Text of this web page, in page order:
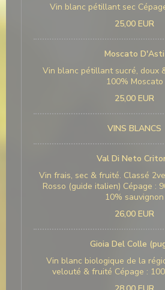
Vin blanc pétillant sec
25,00 EUR
Moscato D'Asti
Vin blanc pétillant sucré, doux
100% Moscato
25,00 EUR
VINS BLANCS
Val Di Neto
Vin frais, sec & fruité. Classé
Rosso (guide italien) Cépage :
10% sauvignon
26,00 EUR
Gioia Del Colle
Vin blanc biologique de la
velouté & fruité Cépage :